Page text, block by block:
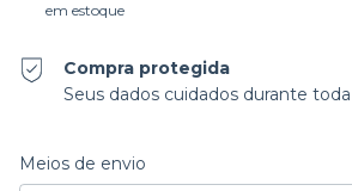
em estoque
Compra protegida
Seus dados cuidados durante
Entregas para o CEP:
Meios de envio